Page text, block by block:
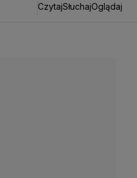
CzytajSłuchajOglądaj